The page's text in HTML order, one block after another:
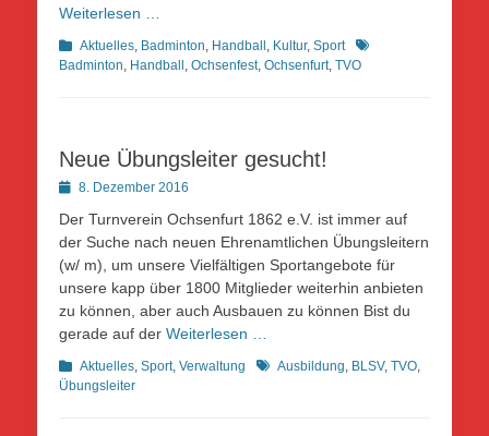
Weiterlesen …
Kategorien
Aktuelles Badminton Handball Kultur, Sport
Schlagworte
Badminton Handball Ochsenfest, Ochsenfurt, TVO
Neue Übungsleiter gesucht!
Posted8. Dezember 2016
Der Turnverein Ochsenfurt 1862 e.V. ist immer auf
der Suche nach neuen Ehrenamtlichen Übungsleitern
(w/ m), um unsere Vielfältigen Sportangebote für
unsere kapp über 1800 Mitglieder weiterhin anbieten
zu können, aber auch Ausbauen zu können Bist du
gerade auf der Weiterlesen …
Kategorien
Aktuelles Sport, Verwaltung Schlagworte
Ausbildung BLSV, TVO
Übungsleiter